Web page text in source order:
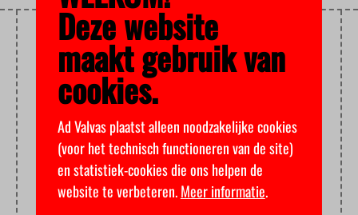
HERSENEN
Deze website
maakt gebruik van
cookies.
Ad Valvas plaatst alleen noodzakelijke cookies
(voor het technisch functioneren van de site)
en statistiek-cookies die ons helpen de
website te verbeteren.Meer informatie.